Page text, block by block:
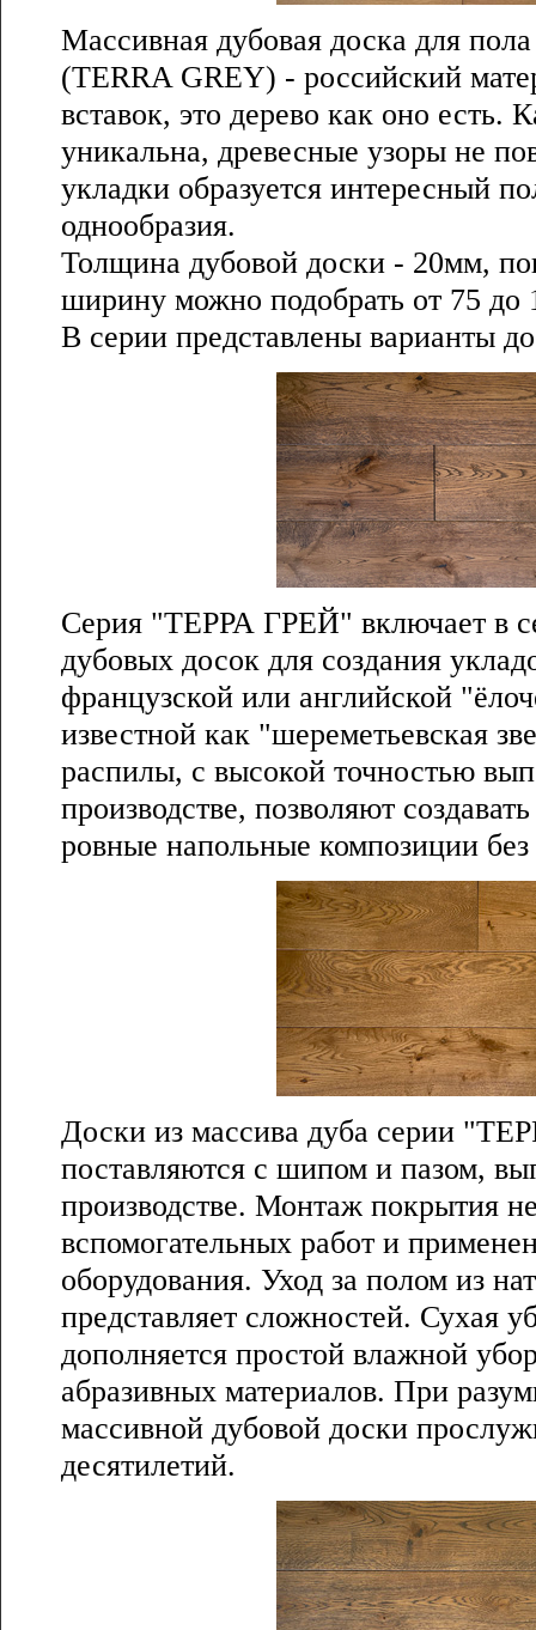
Массивная дубовая доска для
(TERRA GREY) - российский
вставок, это дерево как оно есть.
уникальна, древесные узоры не
укладки образуется интересный
однообразия.
Толщина дубовой доски - 20мм,
ширину можно подобрать от 75 до
В серии представлены варианты
Серия "ТЕРРА ГРЕЙ" включает в
дубовых досок для создания
французской или английской
известной как "шереметьевская
распилы, с высокой точностью
производстве, позволяют
ровные напольные композиции
Доски из массива дуба серии
поставляются с шипом и пазом,
производстве. Монтаж покрытия
вспомогательных работ и
оборудования. Уход за полом из
представляет сложностей. Сухая
дополняется простой влажной
абразивных материалов. При
массивной дубовой доски
десятилетий.